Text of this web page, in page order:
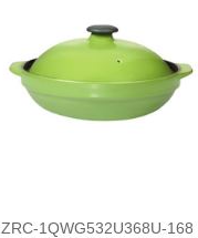
ZRC-1QWG532U368U-168